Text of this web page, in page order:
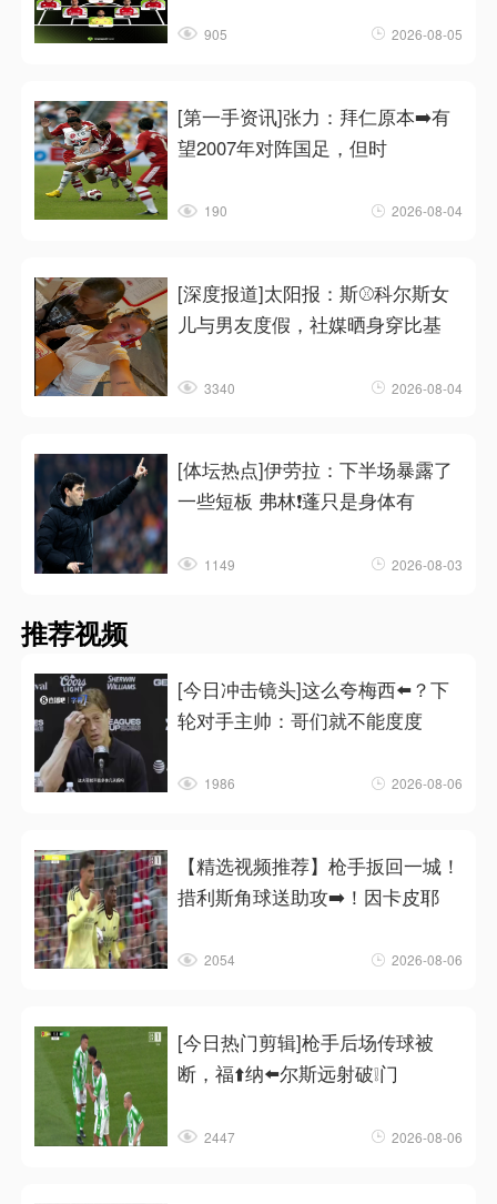
905 2026-08-05
[第一手资讯]张力：拜仁原本➡️有
望2007年对阵国足，但时
190 2026-08-04
[深度报道]太阳报：斯⚾科尔斯女
儿与男友度假，社媒晒身穿比基
3340 2026-08-04
[体坛热点]伊劳拉：下半场暴露了
一些短板 弗林❗蓬只是身体有
1149 2026-08-03
推荐视频
[今日冲击镜头]这么夸梅西⬅️？下
轮对手主帅：哥们就不能度度
1986 2026-08-06
【精选视频推荐】枪手扳回一城！
措利斯角球送助攻➡️！因卡皮耶
2054 2026-08-06
[今日热门剪辑]枪手后场传球被
断，福⬆️纳⬅️尔斯远射破❕门
2447 2026-08-06